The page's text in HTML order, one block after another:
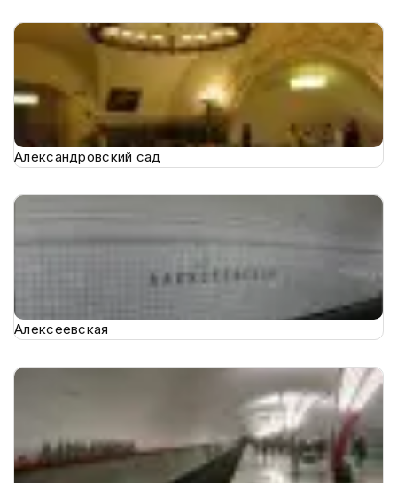
Александровский сад
Алексеевская